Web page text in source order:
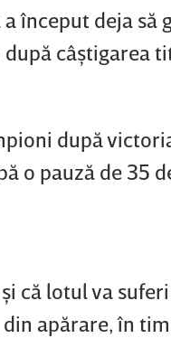
început deja să
câştigarea
după
o pauză de 35
că lotul va
apărare, în